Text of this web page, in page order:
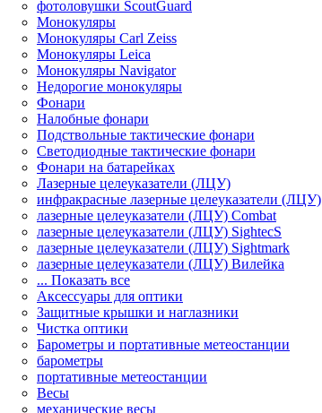
фотоловушки ScoutGuard
Монокуляры
Монокуляры Carl Zeiss
Монокуляры Leica
Монокуляры Navigator
Недорогие монокуляры
Фонари
Налобные фонари
Подствольные тактические фонари
Светодиодные тактические фонари
Фонари на батарейках
Лазерные целеуказатели (ЛЦУ)
инфракрасные лазерные целеуказатели (ЛЦУ)
лазерные целеуказатели (ЛЦУ) Combat
лазерные целеуказатели (ЛЦУ) SightecS
лазерные целеуказатели (ЛЦУ) Sightmark
лазерные целеуказатели (ЛЦУ) Вилейка
... Показать все
Аксессуары для оптики
Защитные крышки и наглазники
Чистка оптики
Барометры и портативные метеостанции
барометры
портативные метеостанции
Весы
механические весы